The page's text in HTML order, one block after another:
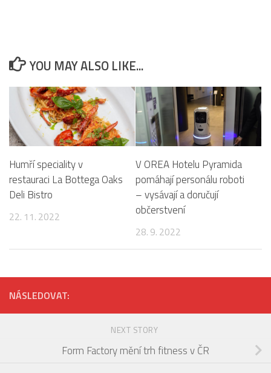
YOU MAY ALSO LIKE...
Humří speciality v
restauraci La Bottega Oaks
Deli Bistro
22. 11. 2022
V OREA Hotelu Pyramida
pomáhají personálu roboti
– vysávají a doručují
občerstvení
28. 9. 2022
NÁSLEDOVAT:
NEXT STORY
Form Factory mění trh fitness v ČR